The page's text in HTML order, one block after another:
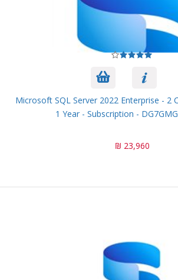
Microsoft SQL Server 2022 Enterprise - 2
1 Year - Subscription -
23,960 ₪